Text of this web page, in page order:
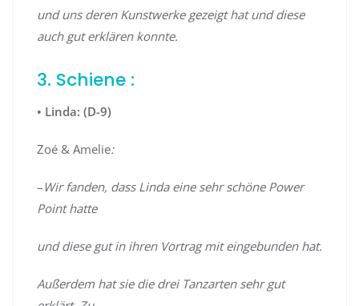
und uns deren Kunstwerke gezeigt hat und diese
auch gut erklären konnte.
3. Schiene :
• Linda: (D-9)
Zoé & Amelie:
– Wir fanden, dass Linda eine sehr schöne Power
Point hatte
und diese gut in ihren Vortrag mit eingebunden hat.
Außerdem hat sie die drei Tanzarten sehr gut